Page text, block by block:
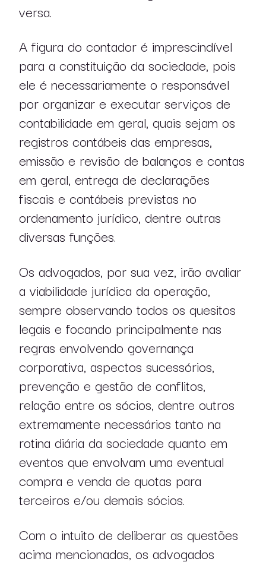
versa.
A figura do contador é imprescindível
para a constituição da sociedade, pois
ele é necessariamente o responsável
por organizar e executar serviços de
contabilidade em geral, quais sejam os
registros contábeis das empresas,
emissão e revisão de balanços e contas
em geral, entrega de declarações
fiscais e contábeis previstas no
ordenamento jurídico, dentre outras
diversas funções.
Os advogados, por sua vez, irão avaliar
a viabilidade jurídica da operação,
sempre observando todos os quesitos
legais e focando principalmente nas
regras envolvendo governança
corporativa, aspectos sucessórios,
prevenção e gestão de conflitos,
relação entre os sócios, dentre outros
extremamente necessários tanto na
rotina diária da sociedade quanto em
eventos que envolvam uma eventual
compra e venda de quotas para
terceiros e/ou demais sócios.
Com o intuito de deliberar as questões
acima mencionadas, os advogados